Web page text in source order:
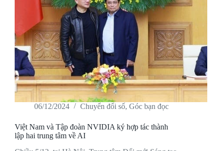
06/12/2024 Chuyển đổi số, Góc bạn đọc
Việt Nam và Tập đoàn NVIDIA ký hợp tác thành
lập hai trung tâm về AI